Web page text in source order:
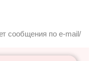
сообщения по e-mail/